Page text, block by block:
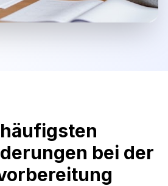
bei der